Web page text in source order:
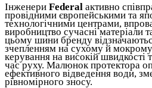
Інженери Federal активно
провідними європейськими та
технологічними центрами,
виробництво сучасні матеріали
цьому шини бренду
зчепленням на сухому й мокрому
керування на високій швидкості
час руху. Малюнок протектора
ефективного відведення води,
рівномірного зносу.